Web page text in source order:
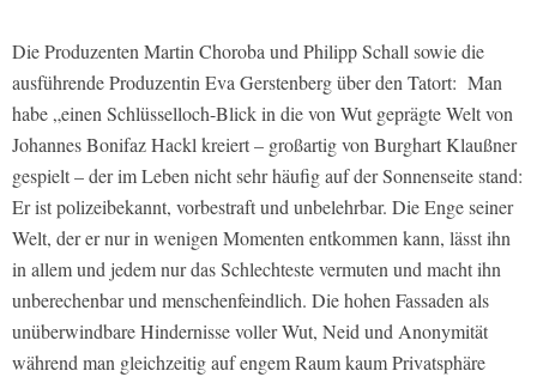
Die Produzenten Martin Choroba und Philipp Schall sowie die
ausführende Produzentin Eva Gerstenberg über den Tatort: Man
habe „einen Schlüsselloch-Blick in die von Wut geprägte Welt von
Johannes Bonifaz Hackl kreiert – großartig von Burghart Klaußner
gespielt – der im Leben nicht sehr häufig auf der Sonnenseite stand:
Er ist polizeibekannt, vorbestraft und unbelehrbar. Die Enge seiner
Welt, der er nur in wenigen Momenten entkommen kann, lässt ihn
in allem und jedem nur das Schlechteste vermuten und macht ihn
unberechenbar und menschenfeindlich. Die hohen Fassaden als
unüberwindbare Hindernisse voller Wut, Neid und Anonymität
während man gleichzeitig auf engem Raum kaum Privatsphäre